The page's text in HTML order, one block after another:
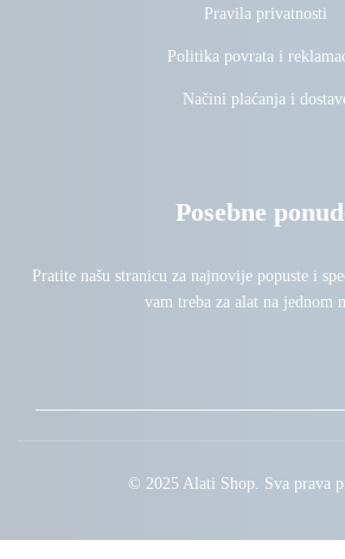
Pravila privatnosti
Politika povrata i
Načini plaćanja i
Posebne
Pratite našu stranicu za najnovije popuste i
vam treba za alat na jednom
© 2025 Alati Shop. Sva prava